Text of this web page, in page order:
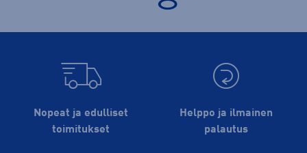
Nopeat ja edulliset
toimitukset
Helppo ja ilmainen
palautus